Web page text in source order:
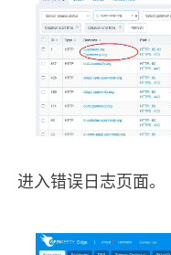
进入错误日志页面。